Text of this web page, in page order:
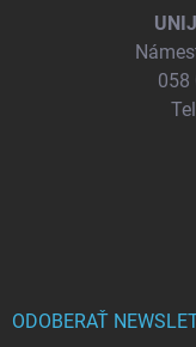
058
ODOBERAŤ